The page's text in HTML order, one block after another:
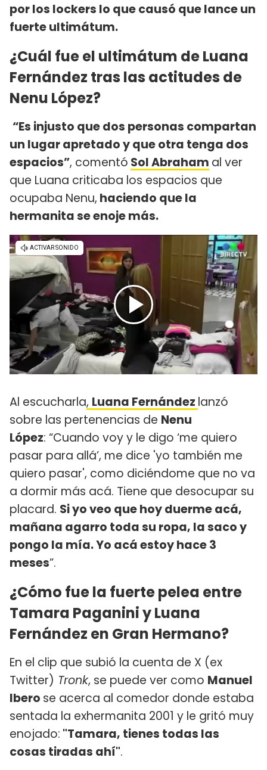
por los lockers lo que causó que lance un
fuerte ultimátum.
¿Cuál fue el ultimátum de Luana
Fernández tras las actitudes de
Nenu López?
“Es injusto que dos personas compartan
un lugar apretado y que otra tenga dos
espacios”, comentó Sol Abraham al ver
que Luana criticaba los espacios que
ocupaba Nenu, haciendo que la
hermanita se enoje más.
Al escucharla, Luana Fernández lanzó
sobre las pertenencias de Nenu
López: “Cuando voy y le digo ‘me quiero
pasar para allá’, me dice 'yo también me
quiero pasar', como diciéndome que no va
a dormir más acá. Tiene que desocupar su
placard. Si yo veo que hoy duerme acá,
mañana agarro toda su ropa, la saco y
pongo la mía. Yo acá estoy hace 3
meses”.
¿Cómo fue la fuerte pelea entre
Tamara Paganini y Luana
Fernández en Gran Hermano?
En el clip que subió la cuenta de X (ex
Twitter) Tronk, se puede ver como Manuel
Ibero se acerca al comedor donde estaba
sentada la exhermanita 2001 y le gritó muy
enojado: "Tamara, tienes todas las
cosas tiradas ahí".